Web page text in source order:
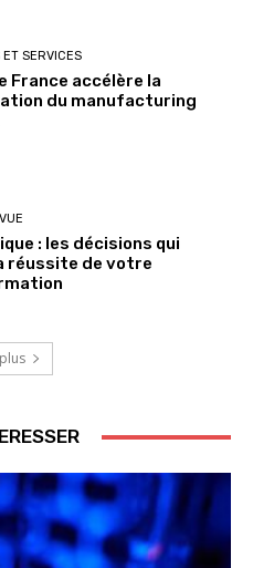
SERVICES
France accélère la
du manufacturing
: les décisions qui
réussite de votre